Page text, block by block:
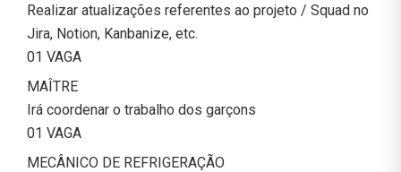
Realizar atualizações referentes ao projeto / Squad no
Jira, Notion, Kanbanize, etc.
01 VAGA
MAÎTRE
Irá coordenar o trabalho dos garçons
01 VAGA
MECÂNICO DE REFRIGERAÇÃO